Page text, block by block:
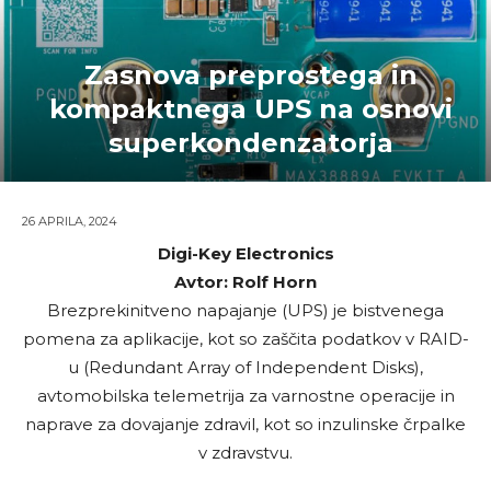
Zasnova preprostega in
kompaktnega UPS na osnovi
superkondenzatorja
26 APRILA, 2024
Digi-Key Electronics
Avtor: Rolf Horn
Brezprekinitveno napajanje (UPS) je bistvenega
pomena za aplikacije, kot so zaščita podatkov v RAID-
u (Redundant Array of Independent Disks),
avtomobilska telemetrija za varnostne operacije in
naprave za dovajanje zdravil, kot so inzulinske črpalke
v zdravstvu.